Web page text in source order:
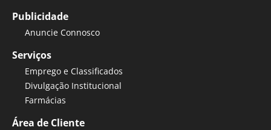
Publicidade
Anuncie Connosco
Serviços
Emprego e Classificados
Divulgação Institucional
Farmácias
Área de Cliente